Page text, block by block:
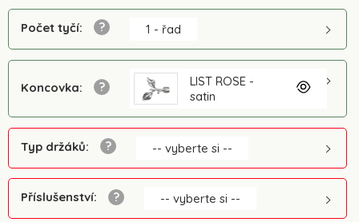
Počet tyčí: 1 - řad
Koncovka:
LIST ROSE -
satin
Typ držáků: -- vyberte si --
Příslušenství: -- vyberte si --